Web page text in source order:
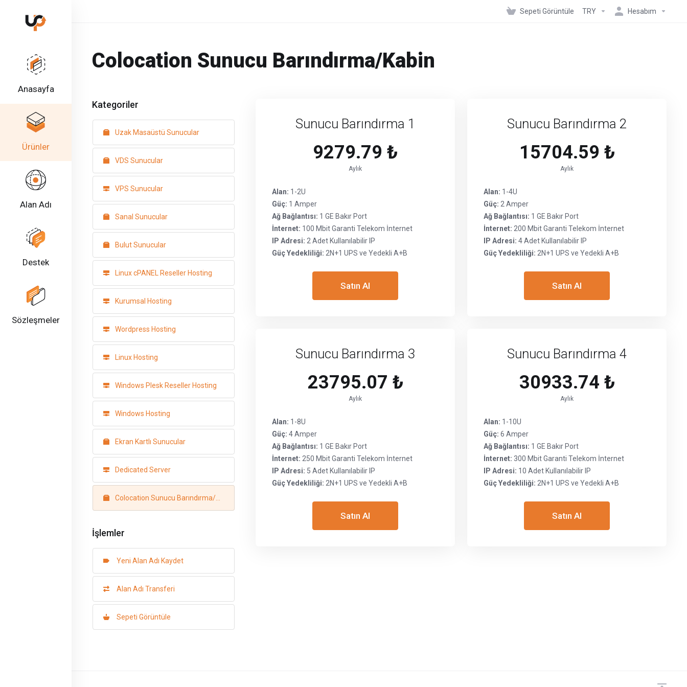
Anasayfa
Ürünler
Alan Adı
Destek
Sözleşmeler
Sepeti Görüntüle TRY Hesabım
Colocation Sunucu Barındırma/Kabin
Kategoriler
Uzak Masaüstü Sunucular
VDS Sunucular
VPS Sunucular
Sanal Sunucular
Bulut Sunucular
Linux cPANEL Reseller Hosting
Kurumsal Hosting
Wordpress Hosting
Linux Hosting
Windows Plesk Reseller Hosting
Windows Hosting
Ekran Kartlı Sunucular
Dedicated Server
Colocation Sunucu Barındırma/Kabin
İşlemler
Yeni Alan Adı Kaydet
Alan Adı Transferi
Sepeti Görüntüle
Sunucu Barındırma 1
9279.79 ₺
Aylık
Alan: 1-2U
Güç: 1 Amper
Ağ Bağlantısı: 1 GE Bakır Port
İnternet: 100 Mbit Garanti Telekom İnternet
IP Adresi: 2 Adet Kullanılabilir IP
Güç Yedekliliği: 2N+1 UPS ve Yedekli A+B
Satın Al
Sunucu Barındırma 2
15704.59 ₺
Aylık
Alan: 1-4U
Güç: 2 Amper
Ağ Bağlantısı: 1 GE Bakır Port
İnternet: 200 Mbit Garanti Telekom İnternet
IP Adresi: 4 Adet Kullanılabilir IP
Güç Yedekliliği: 2N+1 UPS ve Yedekli A+B
Satın Al
Sunucu Barındırma 3
23795.07 ₺
Aylık
Alan: 1-8U
Güç: 4 Amper
Ağ Bağlantısı: 1 GE Bakır Port
İnternet: 250 Mbit Garanti Telekom İnternet
IP Adresi: 5 Adet Kullanılabilir IP
Güç Yedekliliği: 2N+1 UPS ve Yedekli A+B
Satın Al
Sunucu Barındırma 4
30933.74 ₺
Aylık
Alan: 1-10U
Güç: 6 Amper
Ağ Bağlantısı: 1 GE Bakır Port
İnternet: 300 Mbit Garanti Telekom İnternet
IP Adresi: 10 Adet Kullanılabilir IP
Güç Yedekliliği: 2N+1 UPS ve Yedekli A+B
Satın Al